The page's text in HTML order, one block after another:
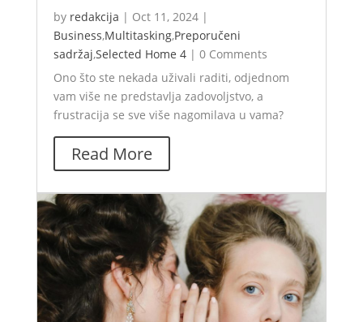
by redakcija | Oct 11, 2024 |
Business,Multitasking,Preporučeni
sadržaj,Selected Home 4 | 0 Comments
Ono što ste nekada uživali raditi, odjednom
vam više ne predstavlja zadovoljstvo, a
frustracija se sve više nagomilava u vama?
Read More